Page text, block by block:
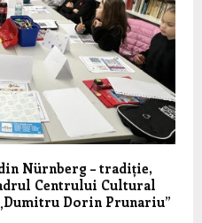
Nürnberg – tradiție,
Centrului Cultural
Dorin Prunariu”